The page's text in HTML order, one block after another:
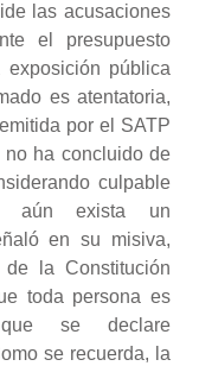
las acusaciones
el presupuesto
pública
es atentatoria,
por el SATP
ha concluido de
culpable
aún exista un
en su misiva,
la Constitución
toda persona es
que se declare
se recuerda, la